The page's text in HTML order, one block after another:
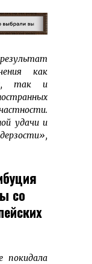
как
так и
удачи и
со
покидала